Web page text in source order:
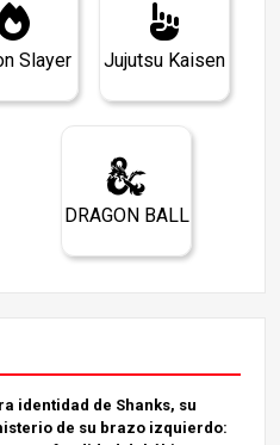
Slayer Jujutsu Kaisen
DRAGON BALL
identidad de Shanks, su
de su brazo izquierdo: